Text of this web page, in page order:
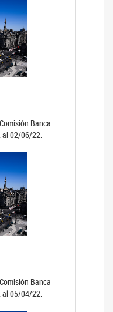
Banca
al 02/06/22.
Banca
al 05/04/22.